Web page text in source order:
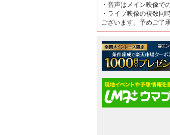
・音声はメイン映像で
・ライブ映像の複数同
ございます。予めご了